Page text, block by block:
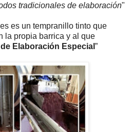
tradicionales de elaboración"
es un tempranillo tinto que
la propia barrica y al que
Elaboración Especial ”